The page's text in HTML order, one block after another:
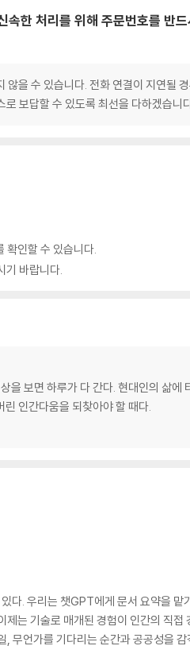
한 처리를 위해 주문번호를 반드
을 수 있습니다. 전화 연결이 지연될
보답할 수 있도록 최선을 다하겠습니
확인할 수 있습니다.
기 바랍니다.
보면 하루가 다 간다. 현대인의 삶에
인간다움을 되찾아야 할 때다.
다. 우리는 챗GPT에게 문서 요약을
는 기술로 매개된 경험이 인간의 직
무언가를 기다리는 순간과 공공성을